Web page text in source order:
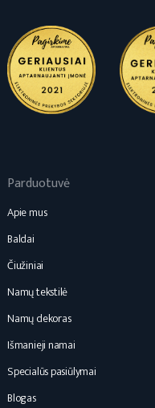
Parduotuvė
Apie mus
Baldai
Čiužiniai
Namų tekstilė
Namų dekoras
Išmanieji namai
Specialūs pasiūlymai
Blogas